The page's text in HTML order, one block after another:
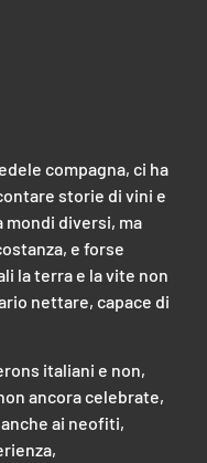
compagna, ci ha
storie di vini e
diversi, ma
e forse
la terra e la vite non
nettare, capace di
italiani e non,
ancora celebrate,
ai neofiti,